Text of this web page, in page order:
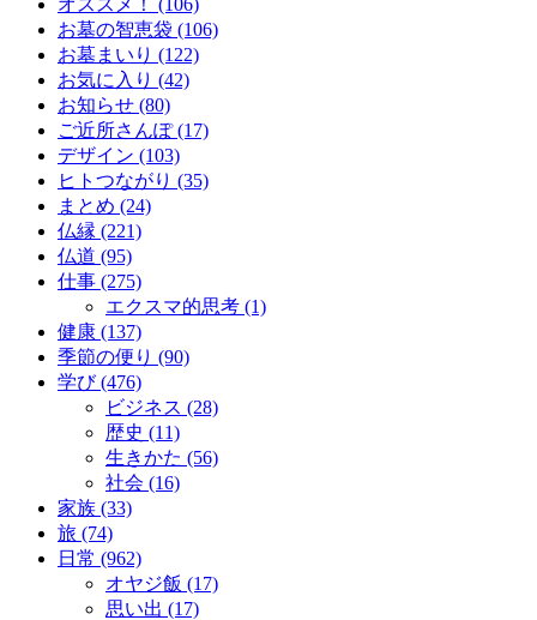
お墓の智恵袋 (106)
お墓まいり (122)
お気に入り (42)
お知らせ (80)
ご近所さんぽ (17)
デザイン (103)
ヒトつながり (35)
まとめ (24)
仏縁 (221)
仏道 (95)
仕事 (275)
エクスマ的思考 (1)
健康 (137)
季節の便り (90)
学び (476)
ビジネス (28)
歴史 (11)
生きかた (56)
社会 (16)
家族 (33)
旅 (74)
日常 (962)
オヤジ飯 (17)
思い出 (17)